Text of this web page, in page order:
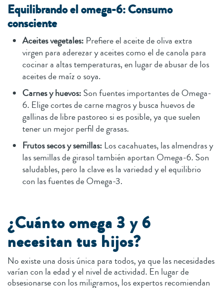
Equilibrando el omega-6: Consumo
consciente
Aceites vegetales: Prefiere el aceite de oliva extra
virgen para aderezar y aceites como el de canola para
cocinar a altas temperaturas, en lugar de abusar de los
aceites de maíz o soya.
Carnes y huevos: Son fuentes importantes de Omega-
6. Elige cortes de carne magros y busca huevos de
gallinas de libre pastoreo si es posible, ya que suelen
tener un mejor perfil de grasas.
Frutos secos y semillas: Los cacahuates, las almendras y
las semillas de girasol también aportan Omega-6. Son
saludables, pero la clave es la variedad y el equilibrio
con las fuentes de Omega-3.
¿Cuánto omega 3 y 6
necesitan tus hijos?
No existe una dosis única para todos, ya que las necesidades
varían con la edad y el nivel de actividad. En lugar de
obsesionarse con los miligramos, los expertos recomiendan